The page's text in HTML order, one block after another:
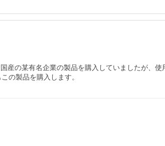
産の某有名企業の製品を購入していましたが、
の製品を購入します。